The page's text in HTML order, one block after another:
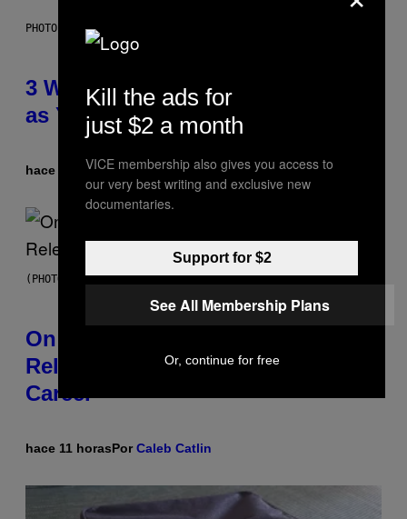
PHOTO ILLUSTRATION BY IAN WALDIE/GETTY IMAGES
3 Ways Your Music Taste Changes
as You Get Older
hace 9 horasPorDan Milam
(PHOTO BY GARY GERSHOFF/WIREIMAGE)
On This Day 13 Years Ago, Drake
Released the Best Song of His
Career
hace 11 horasPorCaleb Catlin
Kill the ads for
just $2 a month
VICE membership also gives you access to
our very best writing and exclusive new
documentaries.
Support for $2
See All Membership Plans
Or, continue for free